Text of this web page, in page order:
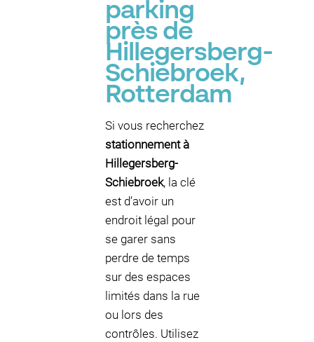
P
P
parking
près de
Hillegersberg-
Schiebroek,
Rotterdam
Si vous recherchez
stationnement à
Hillegersberg-
Schiebroek, la clé
est d’avoir un
endroit légal pour
se garer sans
perdre de temps
sur des espaces
limités dans la rue
ou lors des
contrôles. Utilisez